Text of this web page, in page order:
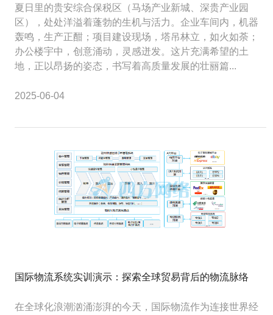
夏日里的贵安综合保税区（马场产业新城、深贵产业园
区），处处洋溢着蓬勃的生机与活力。企业车间内，机器
轰鸣，生产正酣；项目建设现场，塔吊林立，如火如荼；
办公楼宇中，创意涌动，灵感迸发。这片充满希望的土
地，正以昂扬的姿态，书写着高质量发展的壮丽篇...
2025-06-04
国际物流系统实训演示：探索全球贸易背后的物流脉络
在全球化浪潮汹涌澎湃的今天，国际物流作为连接世界经